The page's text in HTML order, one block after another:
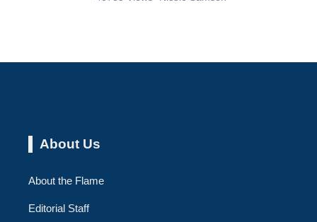
About Us
About the Flame
Editorial Staff